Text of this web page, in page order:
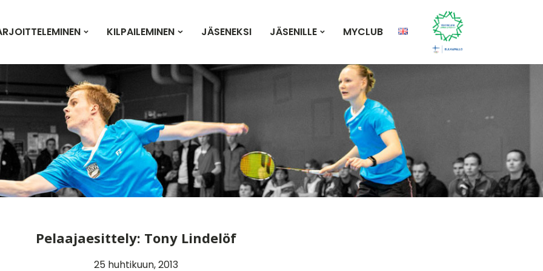
KILPAILEMINEN JÄSENEKSI JÄSENILLE MYCLUB
Pelaajaesittely: Tony Lindelöf
25 huhtikuun, 2013